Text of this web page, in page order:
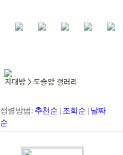
정렬방법: 추천순 | 조회순 | 날짜
순